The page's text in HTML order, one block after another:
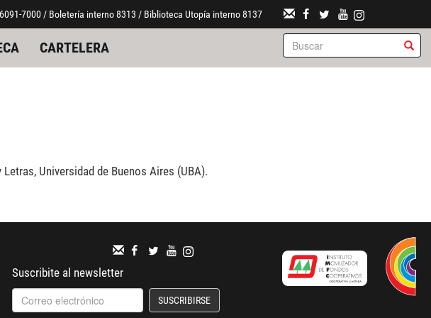
7000 / Boletería interno 8313 / Biblioteca Utopía interno 8137
CARTELERA
Universidad de Buenos Aires (UBA).
Suscribite al newsletter
SUSCRIBIRSE